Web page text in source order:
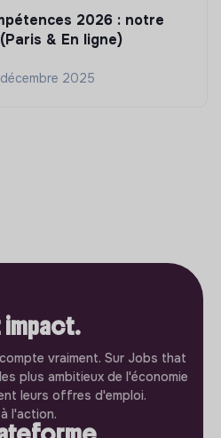
2026 : notre
& En ligne)
2025
impact.
vraiment. Sur Jobs that
plus ambitieux de l'économie
leurs offres d'emploi.
l'action.